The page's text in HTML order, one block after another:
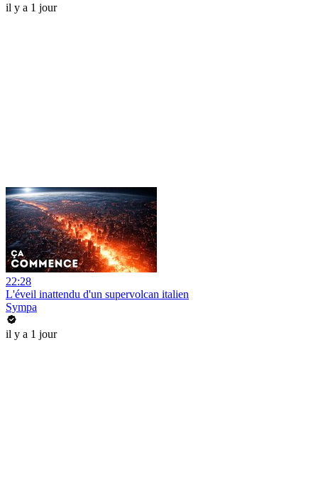
il y a 1 jour
22:28
L'éveil inattendu d'un supervolcan italien
Sympa
il y a 1 jour